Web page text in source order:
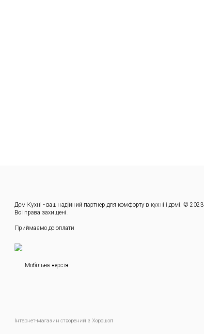
Дом Кухні - ваш надійний партнер для комфорту в кухні і домі. © 2023
Всі права захищені.
Приймаємо до оплати
Мобільна версія
Інтернет-магазин створений з Хорошоп